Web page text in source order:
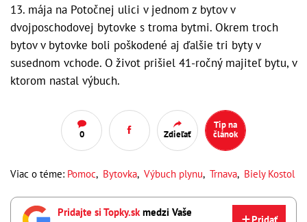
13. mája na Potočnej ulici v jednom z bytov v
dvojposchodovej bytovke s troma bytmi. Okrem troch
bytov v bytovke boli poškodené aj ďalšie tri byty v
susednom vchode. O život prišiel 41-ročný majiteľ bytu, v
ktorom nastal výbuch.
0 Zdieľať
Tip na
článok
Viac o téme: Pomoc, Bytovka, Výbuch plynu, Trnava, Biely Kostol
Pridajte si Topky.skmedzi Vaše